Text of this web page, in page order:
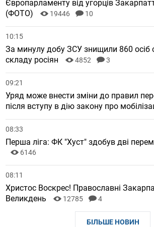
Європарламенту від угорців
(ФОТО)
19446 10
10:15
За минулу добу ЗСУ знищили 860 осіб
складу росіян
4852 3
09:21
Уряд може внести зміни до правил
після вступу в дію закону про
08:33
Перша ліга: ФК "Хуст" здобув дві
6146
08:11
Христос Воскрес! Православні
Великдень
12785 4
БІЛЬШЕ НОВИН